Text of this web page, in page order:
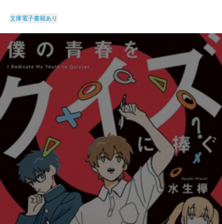
文庫電子書籍あり